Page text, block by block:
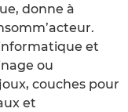
donne à
et
ou
couches pour
et